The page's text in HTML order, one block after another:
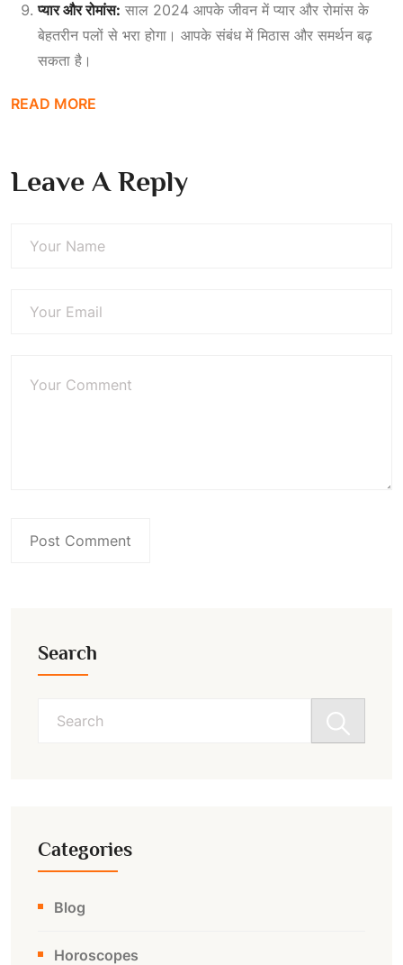
प्यार और रोमांस: साल 2024 आपके जीवन में प्यार और रोमांस के
बेहतरीन पलों से भरा होगा। आपके संबंध में मिठास और समर्थन बढ़
सकता है।
READ MORE
Leave A Reply
Search
Categories
Blog
Horoscopes